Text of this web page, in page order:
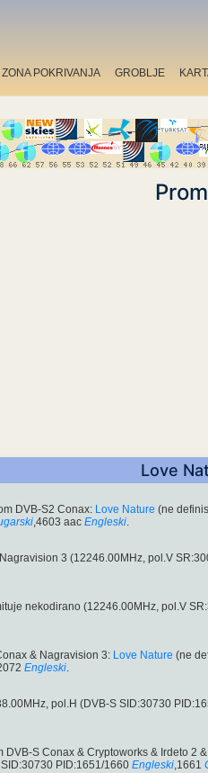
ZONA POKRIVANJA GROBLJE
Love
DVB-S2 Conax: Love Nature (ne
,4603 aac Engleski.
3 (12246.00MHz, pol.V
nekodirano (12246.00MHz, pol.V
& Nagravision 3: Love Nature (ne
Engleski.
pol.H (DVB-S SID:30730
DVB-S Conax & Cryptoworks & Irdeto 2
PID:1651/1660 Engleski,1661